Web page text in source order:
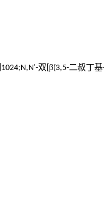
1024;N,N'-双 β(3,5-二叔丁基